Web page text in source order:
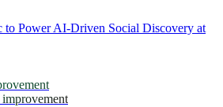
to Power AI-Driven Social Discovery at
improvement